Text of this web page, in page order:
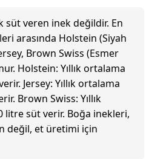
süt veren inek değildir. En
arasında Holstein (Siyah
Brown Swiss (Esmer
Holstein: Yıllık ortalama
Jersey: Yıllık ortalama
Brown Swiss: Yıllık
litre süt verir. Boğa inekleri,
değil, et üretimi için